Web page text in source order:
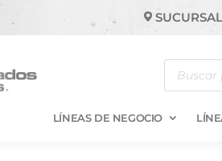
Búsqueda
productos
LÍNEAS DE NEGOCIO